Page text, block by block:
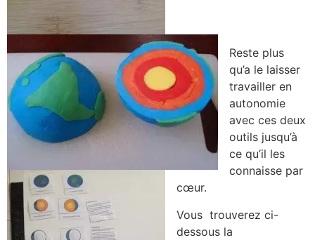
Reste plus
qu’a le laisser
travailler en
autonomie
avec ces deux
outils jusqu’à
ce qu’il les
connaisse par
cœur.
Vous trouverez ci-
dessous la